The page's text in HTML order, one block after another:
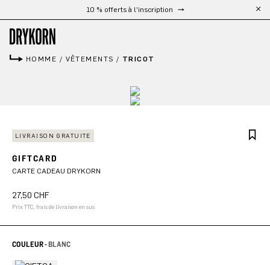
Passer au contenu principal
Livraison gratuite à partir de 300 €
HOMME / VÊTEMENTS / TRICOT
LIVRAISON GRATUITE
GIFTCARD
CARTE CADEAU DRYKORN
27,50 CHF
Prix TTC, frais de livraison en sus
COULEUR -BLANC